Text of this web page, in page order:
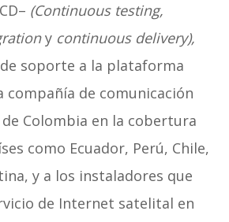
(Continuous testing,
ycontinuous delivery),
soporte a la plataforma
compañía de comunicación
Colombia en la cobertura
como Ecuador, Perú, Chile,
y a los instaladores que
de Internet satelital en